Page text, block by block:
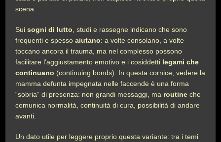
scena.
Suisogni di lutto , studi e rassegne indicano che sono
frequenti e spessoaiutano: a volte consolano, a volte
toccano ancora il trauma, ma nel complesso possono
facilitare l’aggiustamento emotivo e i cosiddetti legami che
continuano (continuing bonds). In questa cornice, vedere la
mamma defunta impegnata nelle faccende è una forma
“sobria” di presenza: non grandi messaggi, ma routine che
comunica normalità, continuità di cura, possibilità di andare
avanti.
Un dato utile per leggere proprio questa variante: tra i temi